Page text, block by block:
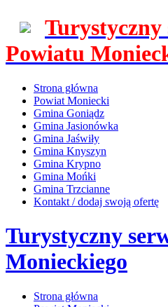
Turystyczny
Powiatu
Strona główna
Powiat Moniecki
Gmina Goniądz
Gmina Jasionówka
Gmina Jaświły
Gmina Knyszyn
Gmina Krypno
Gmina Mońki
Gmina Trzcianne
Kontakt / dodaj swoją ofertę
Turystyczny
Monieckiego
Strona główna